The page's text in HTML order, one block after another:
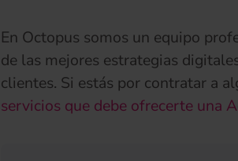
En Octopus somos un equipo
de las mejores estrategias
clientes. Si estás por contratar a
servicios que debe ofrecerte una